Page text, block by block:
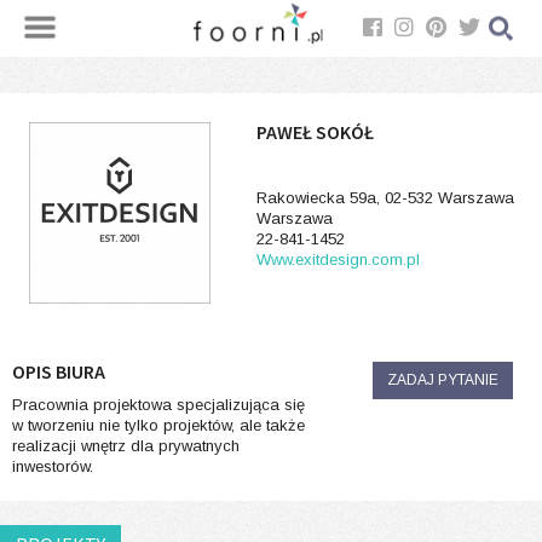
PAWEŁ SOKÓŁ
Rakowiecka 59a, 02-532 Warszawa
Warszawa
22-841-1452
Www.exitdesign.com.pl
OPIS BIURA
Pracownia projektowa specjalizująca się
w tworzeniu nie tylko projektów, ale także
realizacji wnętrz dla prywatnych
inwestorów.
ZADAJ PYTANIE